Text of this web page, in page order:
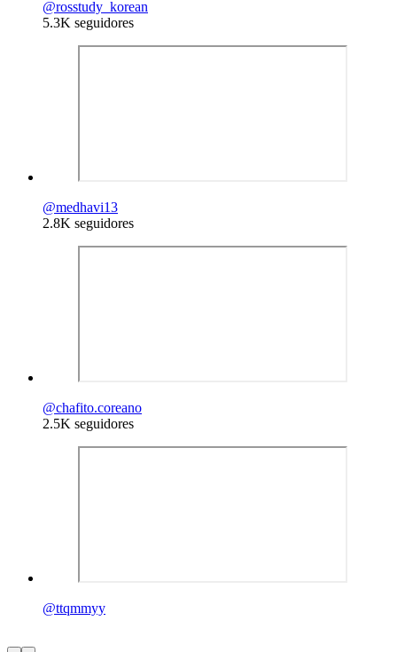
@rosstudy_korean
5.3K seguidores
@medhavi13
2.8K seguidores
@chafito.coreano
2.5K seguidores
@ttqmmyy